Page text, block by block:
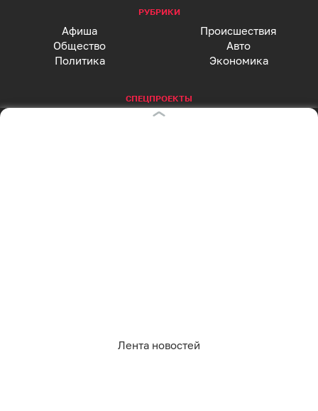
Оставаясь на сайте, Вы даете согласие на
Лента новостей
РУБРИКИ
Афиша
Происшествия
Общество
Авто
Политика
Экономика
СПЕЦПРОЕКТЫ
Все спецпроекты